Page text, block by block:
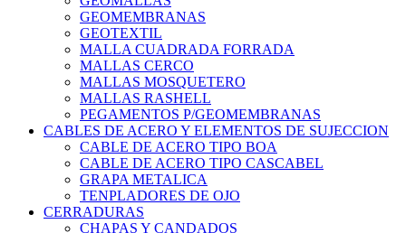
GEOMEMBRANAS
GEOTEXTIL
MALLA CUADRADA FORRADA
MALLAS CERCO
MALLAS MOSQUETERO
MALLAS RASHELL
PEGAMENTOS P/GEOMEMBRANAS
CABLES DE ACERO Y ELEMENTOS DE SUJECCION
CABLE DE ACERO TIPO BOA
CABLE DE ACERO TIPO CASCABEL
GRAPA METALICA
TENPLADORES DE OJO
CERRADURAS
CHAPAS Y CANDADOS